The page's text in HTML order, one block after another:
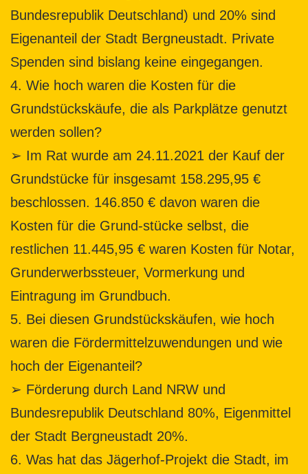
Bundesrepublik Deutschland) und 20% sind
Eigenanteil der Stadt Bergneustadt. Private
Spenden sind bislang keine eingegangen.
4. Wie hoch waren die Kosten für die
Grundstückskäufe, die als Parkplätze genutzt
werden sollen?
➢ Im Rat wurde am 24.11.2021 der Kauf der
Grundstücke für insgesamt 158.295,95 €
beschlossen. 146.850 € davon waren die
Kosten für die Grund-stücke selbst, die
restlichen 11.445,95 € waren Kosten für Notar,
Grunderwerbssteuer, Vormerkung und
Eintragung im Grundbuch.
5. Bei diesen Grundstückskäufen, wie hoch
waren die Fördermittelzuwendungen und wie
hoch der Eigenanteil?
➢ Förderung durch Land NRW und
Bundesrepublik Deutschland 80%, Eigenmittel
der Stadt Bergneustadt 20%.
6. Was hat das Jägerhof-Projekt die Stadt, im